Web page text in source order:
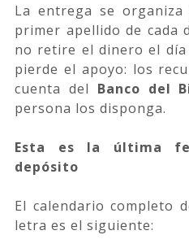
La entrega se
primer apellido de cada
no retire el dinero el
pierde el apoyo: los
cuenta del Banco del
persona los disponga.
Esta es la última
depósito
El calendario completo
letra es el siguiente: